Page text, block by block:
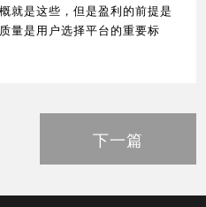
就是这些，但是盈利的前提是
量是用户选择平台的重要标
下一篇